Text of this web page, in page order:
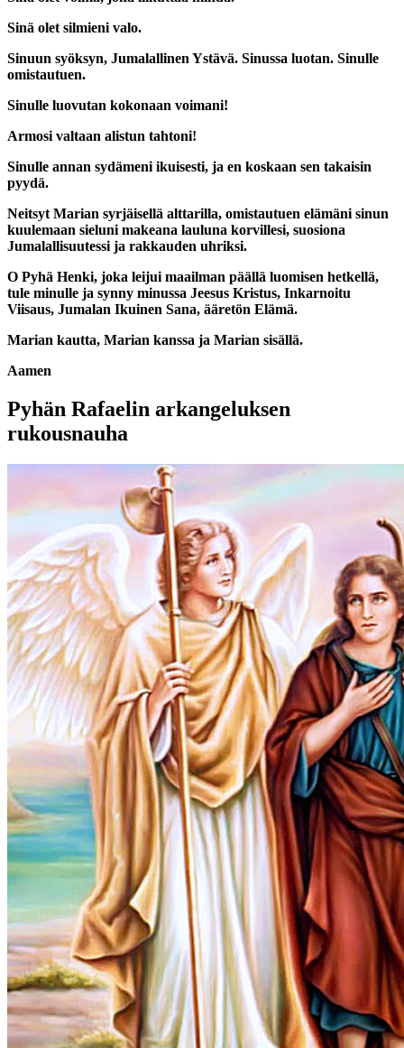
Sinä olet silmieni valo.
Sinuun syöksyn, Jumalallinen Ystävä. Sinussa luotan. Sinulle
omistautuen.
Sinulle luovutan kokonaan voimani!
Armosi valtaan alistun tahtoni!
Sinulle annan sydämeni ikuisesti, ja en koskaan sen takaisin
pyydä.
Neitsyt Marian syrjäisellä alttarilla, omistautuen elämäni sinun
kuulemaan sieluni makeana lauluna korvillesi, suosiona
Jumalallisuutessi ja rakkauden uhriksi.
O Pyhä Henki, joka leijui maailman päällä luomisen hetkellä,
tule minulle ja synny minussa Jeesus Kristus, Inkarnoitu
Viisaus, Jumalan Ikuinen Sana, ääretön Elämä.
Marian kautta, Marian kanssa ja Marian sisällä.
Aamen
Pyhän Rafaelin arkangeluksen
rukousnauha